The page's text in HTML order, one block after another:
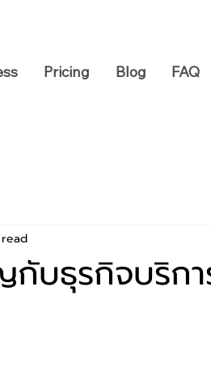
Pricing Blog FAQ
บธุรกิจบริกา